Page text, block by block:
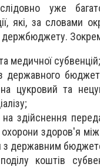
уже
які, за словами
медичної субвенцій;
з державного
цукровий та
на здійснення
охорони здоров'я
з державним
коштів